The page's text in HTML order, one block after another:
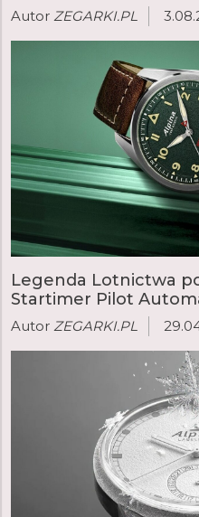
Autor ZEGARKI.PL
Legenda Lotnictwa
Startimer Pilot
Autor ZEGARKI.PL